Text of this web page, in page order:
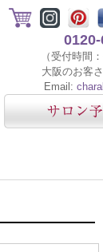
（受付時間
大阪のお客
Email: